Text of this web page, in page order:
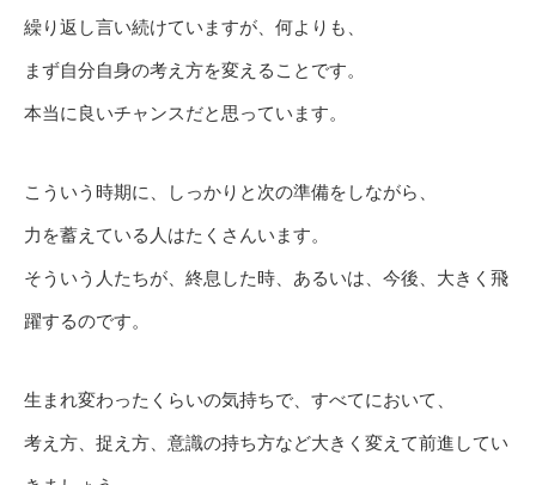
繰り返し言い続けていますが、何よりも、
まず自分自身の考え方を変えることです。
本当に良いチャンスだと思っています。
こういう時期に、しっかりと次の準備をしながら、
力を蓄えている人はたくさんいます。
そういう人たちが、終息した時、あるいは、今後、大きく飛
躍するのです。
生まれ変わったくらいの気持ちで、すべてにおいて、
考え方、捉え方、意識の持ち方など大きく変えて前進してい